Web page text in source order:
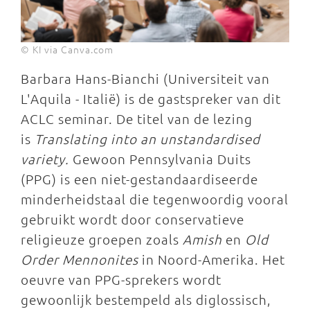
© KI via Canva.com
Barbara Hans-Bianchi (Universiteit van
L'Aquila - Italië) is de gastspreker van dit
ACLC seminar. De titel van de lezing
is Translating into an unstandardised
variety. Gewoon Pennsylvania Duits
(PPG) is een niet-gestandaardiseerde
minderheidstaal die tegenwoordig vooral
gebruikt wordt door conservatieve
religieuze groepen zoals Amish en Old
Order Mennonites in Noord-Amerika. Het
oeuvre van PPG-sprekers wordt
gewoonlijk bestempeld als diglossisch,